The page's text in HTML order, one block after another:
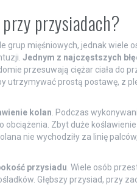
przysiadach?
mięśniowych, jednak wiele
Jednym z najczęstszych
przesuwają ciężar ciała do
utrzymywać prostą postawę, z
kolan . Podczas
Zbyt duże
nie wychodziły za linię
przysiadu . Wiele osób
Głębszy przysiad, przy